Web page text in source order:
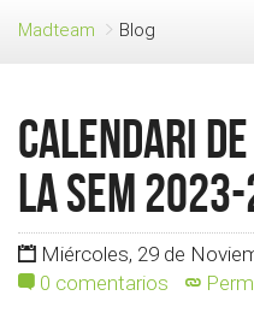
PORTADA
HAZTE SOCIO
Madteam Blog
Calendari
la SEM
Miércoles, 29 de
0 comentarios